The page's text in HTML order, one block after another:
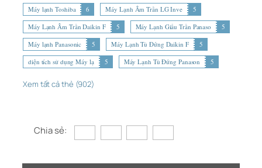
Máy lạnh Toshiba
6 Máy Lạnh Âm Trần LG Inve
5
Máy Lạnh Âm Trần Daikin F
5 Máy Lạnh Giấu Trần Panaso
5
Máy lạnh Panasonic
5 Máy Lạnh Tủ Đứng Daikin F
5
diện tích sử dụng Máy lạ
5 Máy Lạnh Tủ Đứng Panason 5
Xem tất cả thẻ (902)
Chia sẻ: